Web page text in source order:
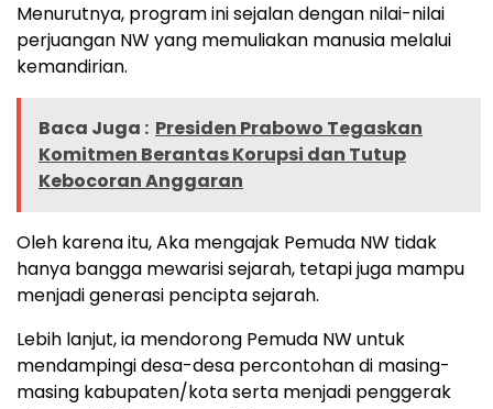
Menurutnya, program ini sejalan dengan nilai-nilai
perjuangan NW yang memuliakan manusia melalui
kemandirian.
Baca Juga : Presiden Prabowo Tegaskan
Komitmen Berantas Korupsi dan Tutup
Kebocoran Anggaran
Oleh karena itu, Aka mengajak Pemuda NW tidak
hanya bangga mewarisi sejarah, tetapi juga mampu
menjadi generasi pencipta sejarah.
Lebih lanjut, ia mendorong Pemuda NW untuk
mendampingi desa-desa percontohan di masing-
masing kabupaten/kota serta menjadi penggerak